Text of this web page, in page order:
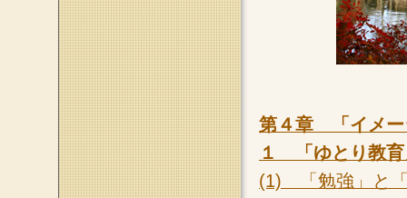
第４章 「イメー
１ 「ゆとり教育
(1) 「勉強」と「